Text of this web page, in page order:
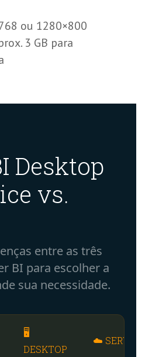
ou 1280×800
3 GB para
Desktop
vs.
entre as três
BI para escolher a
sua necessidade.
🖥
DESKTOP
☁️